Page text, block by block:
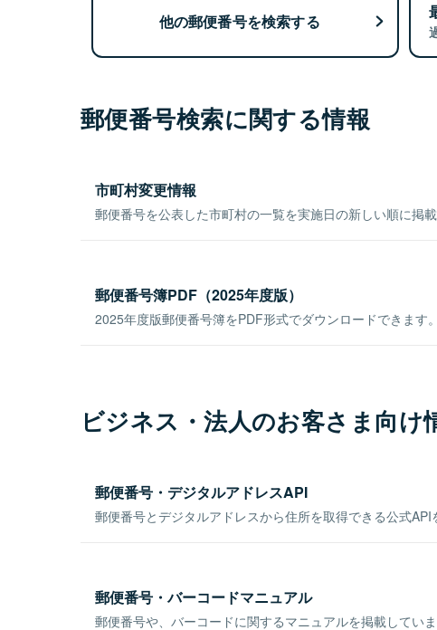
他の郵便番号を検索する
郵便番号検索に関する情報
市町村変更情報
郵便番号を公表した市町村の一覧を実施日の新しい順に掲載
郵便番号簿PDF（2025年度版）
2025年度版郵便番号簿をPDF形式でダウンロードできます。
ビジネス・法人のお客さま向け
郵便番号・デジタルアドレスAPI
郵便番号とデジタルアドレスから住所を取得できる公式API
郵便番号・バーコードマニュアル
郵便番号や、バーコードに関するマニュアルを掲載していま